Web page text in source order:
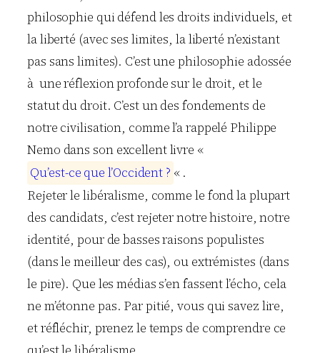
philosophie qui défend les droits individuels, et
la liberté (avec ses limites, la liberté n’existant
pas sans limites). C’est une philosophie adossée
à une réflexion profonde sur le droit, et le
statut du droit. C’est un des fondements de
notre civilisation, comme l’a rappelé Philippe
Nemo dans son excellent livre «
Qu’est-ce que l’Occident ? « .
Rejeter le libéralisme, comme le fond la plupart
des candidats, c’est rejeter notre histoire, notre
identité, pour de basses raisons populistes
(dans le meilleur des cas), ou extrémistes (dans
le pire). Que les médias s’en fassent l’écho, cela
ne m’étonne pas. Par pitié, vous qui savez lire,
et réfléchir, prenez le temps de comprendre ce